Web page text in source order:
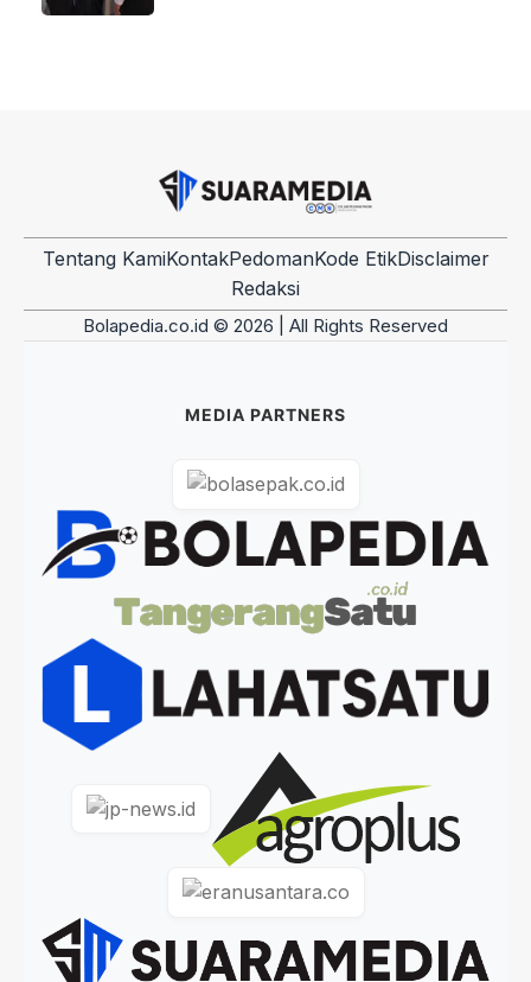
Tentang KamiKontakPedomanKode EtikDisclaimer
Redaksi
Bolapedia.co.id © 2026 | All Rights Reserved
MEDIA PARTNERS